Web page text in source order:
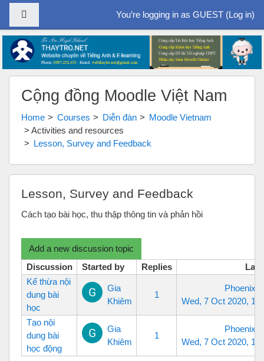
Skip to main content
You’re logging in as GUEST (Log in)
Cộng đồng Moodle Việt Nam
Home Courses Diễn đàn
Moodle Vietnam
Activities and resources
Lesson, Survey and Feedback
Lesson, Survey and Feedback
Cách tạo bài học, thu thập thông tin và phản hồi
Add a new discussion topic
Discussion
Started by Replies
Kế thừa nội
dung bài
học
Gia
Khiêm
1
Phoenix
Wed, 7 Oct 2020,
Tạo nội
dung bài
học động
Gia
Khiêm
1
Phoenix
Wed, 7 Oct 2020,